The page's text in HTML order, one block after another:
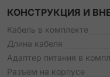
КОНСТРУКЦИЯ И
Кабель в комплекте
Длина кабеля
Адаптер питания в
Разъем на корпусе